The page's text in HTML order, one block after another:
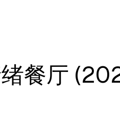
餐厅